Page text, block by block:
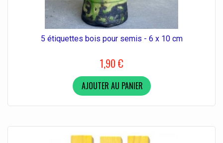
5 étiquettes bois pour semis - 6 x 10 cm
1,90 €
AJOUTER AU PANIER